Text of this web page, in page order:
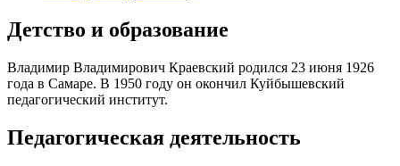
Детство и образование
Владимир Владимирович Краевский родился 23 июня 1926
года в Самаре. В 1950 году он окончил Куйбышевский
педагогический институт.
Педагогическая деятельность